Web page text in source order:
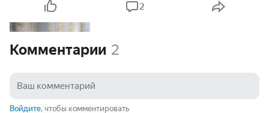
2
Комментарии 2
Войдите, чтобы комментировать